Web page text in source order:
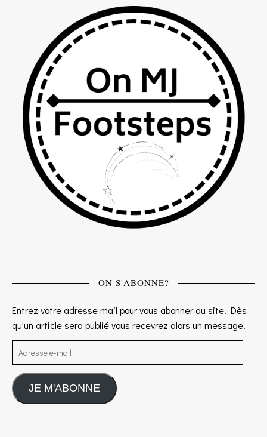
ON S'ABONNE?
Entrez votre adresse mail pour vous abonner au site. Dès
qu'un article sera publié vous recevrez alors un message.
Adresse e-mail
JE M'ABONNE